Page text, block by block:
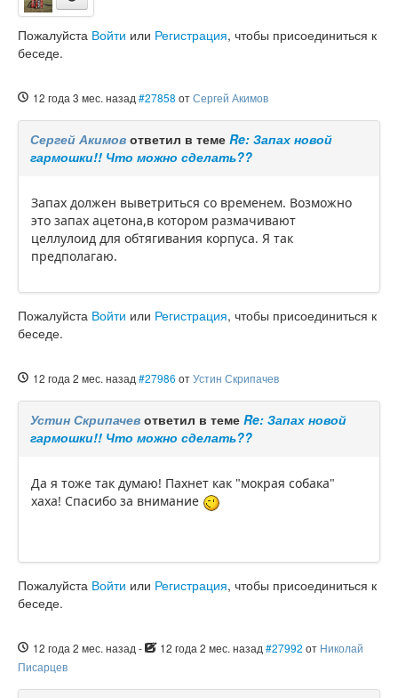
Пожалуйста Войти или Регистрация, чтобы присоединиться к
беседе.
12 года 3 мес. назад #27858 отСергей Акимов
Сергей Акимов ответил в теме Re: Запах новой
гармошки!! Что можно сделать??
Запах должен выветриться со временем. Возможно
это запах ацетона,в котором размачивают
целлулоид для обтягивания корпуса. Я так
предполагаю.
Пожалуйста Войти или Регистрация, чтобы присоединиться к
беседе.
12 года 2 мес. назад #27986 отУстин Скрипачев
Устин Скрипачев ответил в теме Re: Запах новой
гармошки!! Что можно сделать??
Да я тоже так думаю! Пахнет как "мокрая собака"
хаха! Спасибо за внимание
Пожалуйста Войти или Регистрация, чтобы присоединиться к
беседе.
12 года 2 мес. назад - 12 года 2 мес. назад #27992 от Николай
Писарцев